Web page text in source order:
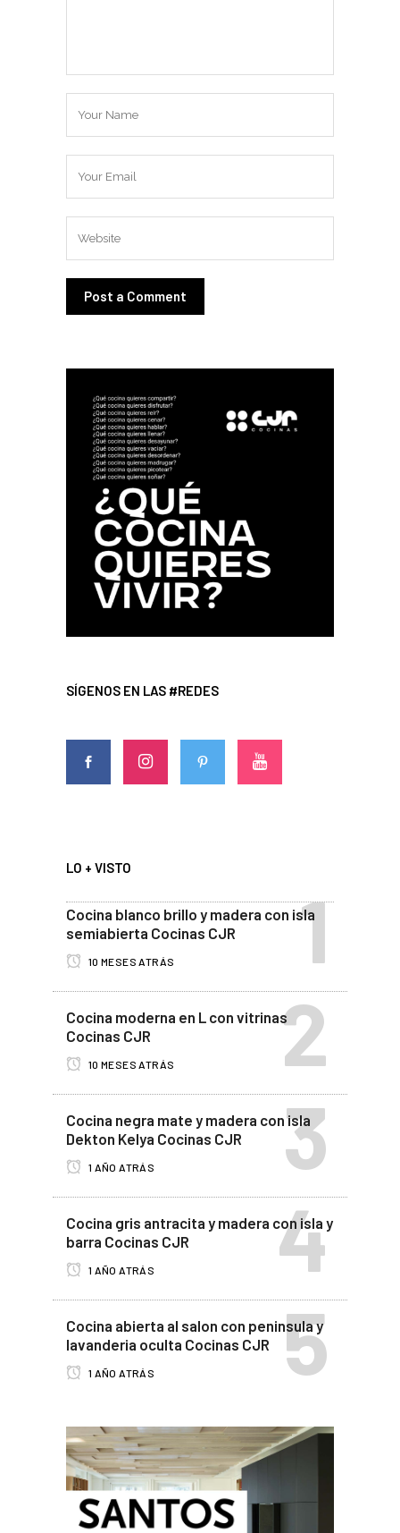
SÍGENOS EN LAS #REDES
LO + VISTO
Cocina blanco brillo y madera con isla
semiabierta Cocinas CJR
10 MESES ATRÁS
Cocina moderna en L con vitrinas
Cocinas CJR
10 MESES ATRÁS
Cocina negra mate y madera con isla
Dekton Kelya Cocinas CJR
1 AÑO ATRÁS
Cocina gris antracita y madera con isla y
barra Cocinas CJR
1 AÑO ATRÁS
Cocina abierta al salon con peninsula y
lavanderia oculta Cocinas CJR
1 AÑO ATRÁS